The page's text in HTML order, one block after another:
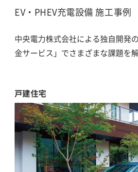
EV・PHEV充電設備 施工事例
中央電力株式会社による独自開発
金サービス」でさまざまな課題を
戸建住宅